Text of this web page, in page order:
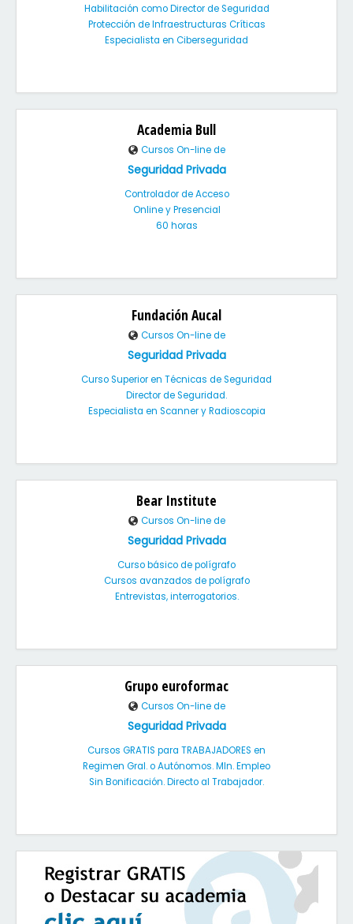
Habilitación como Director de Seguridad
Protección de Infraestructuras Críticas
Especialista en Ciberseguridad
Academia Bull
Cursos On-line de
Seguridad Privada
Controlador de Acceso
Online y Presencial
60 horas
Fundación Aucal
Cursos On-line de
Seguridad Privada
Curso Superior en Técnicas de Seguridad
Director de Seguridad.
Especialista en Scanner y Radioscopia
Bear Institute
Cursos On-line de
Seguridad Privada
Curso básico de polígrafo
Cursos avanzados de polígrafo
Entrevistas, interrogatorios.
Grupo euroformac
Cursos On-line de
Seguridad Privada
Cursos GRATIS para TRABAJADORES en
Regimen Gral. o Autónomos. MIn. Empleo
Sin Bonificación. Directo al Trabajador.